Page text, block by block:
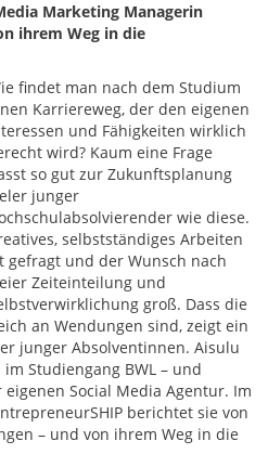
Marketing Managerin
ihrem Weg in die
findet man nach dem Studium
Karriereweg, der den eigenen
und Fähigkeiten wirklich
wird? Kaum eine Frage
so gut zur Zukunftsplanung
junger
wie diese.
selbstständiges Arbeiten
gefragt und der Wunsch nach
Zeiteinteilung und
groß. Dass die
an Wendungen sind, zeigt ein
junger Absolventinnen. Aisulu
Studiengang BWL – und
Social Media Agentur. Im
berichtet sie von
– und von ihrem Weg in die